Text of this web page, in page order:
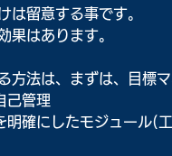
は留意する事です。
果はあります。
方法は、 まずは、目標
己管理
明確にしたモジュール(